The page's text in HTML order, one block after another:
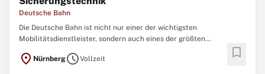
Deutsche Bahn
Die Deutsche Bahn ist nicht nur einer der wichtigsten
Mobilitätsdienstleister, sondern auch eines der größten
Ingenieurbüros Deutschlands. Um neue Brücken, Tunnel, Bahnhöfe,
Gleise und Signalanlagen zu realisieren und nachhaltig instand zu
location_on NürnbergscheduleVollzeit bookmark